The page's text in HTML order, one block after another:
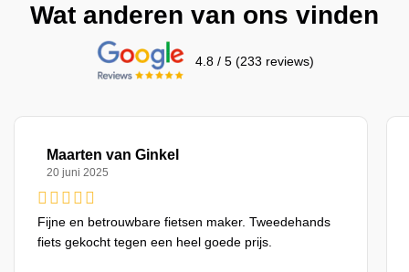
Wat anderen van ons vinden
4.8 / 5 (233 reviews)
Maarten van Ginkel
20 juni 2025
Fijne en betrouwbare fietsen maker. Tweedehands
fiets gekocht tegen een heel goede prijs.